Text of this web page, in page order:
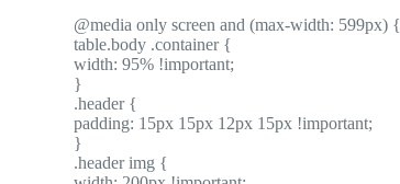
@media only screen and (max-width: 599px) {
table.body .container {
width: 95% !important;
}
.header {
padding: 15px 15px 12px 15px !important;
}
.header img {